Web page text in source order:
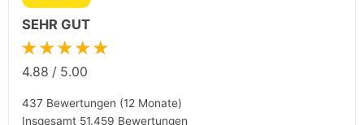
SEHR GUT
★★★★★
4.88 / 5.00
437 Bewertungen (12 Monate)
Insgesamt 51.459 Bewertungen